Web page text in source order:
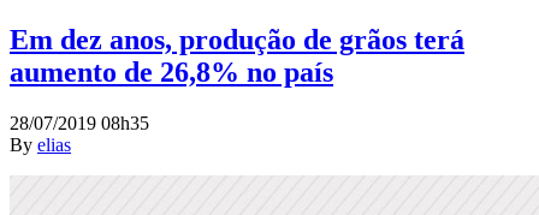
Em dez anos, produção de grãos terá
aumento de 26,8% no país
28/07/2019 08h35
By elias